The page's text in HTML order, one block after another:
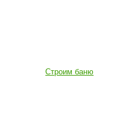
Строим баню